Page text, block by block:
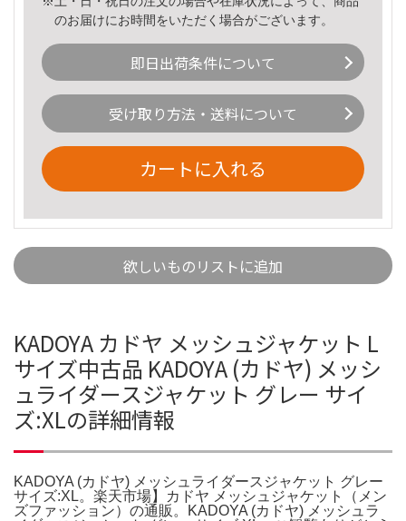
のお届けにお時間をいただく場合がございます。
即日出荷条件について
受け取り方法・送料について
カートに入れる
欲しいものリストに追加
KADOYA カドヤ メッシュジャケット L
サイズ中古品 KADOYA (カドヤ) メッシ
ュライダースジャケット グレー サイ
ズ:XLの詳細情報
KADOYA (カドヤ) メッシュライダースジャケット グレー
サイズ:XL。楽天市場】カドヤ メッシュジャケット（メン
ズファッション）の通販。KADOYA (カドヤ) メッシュラ